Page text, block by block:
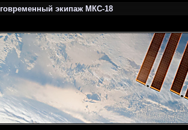
экипаж МКС-18